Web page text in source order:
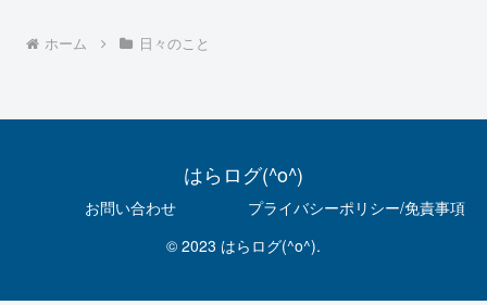
ホーム 日々のこと
はらログ(^o^)
お問い合わせ
プライバシーポリシー/免責事項
© 2023 はらログ(^o^).